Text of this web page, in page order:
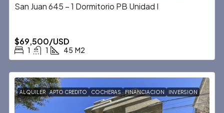
San Juan 645 – 1 Dormitorio PB Unidad I
$69,500/USD
1 1 45 M2
ALQUILER APTO CREDITO COCHERAS FINANCIACION INVERSION